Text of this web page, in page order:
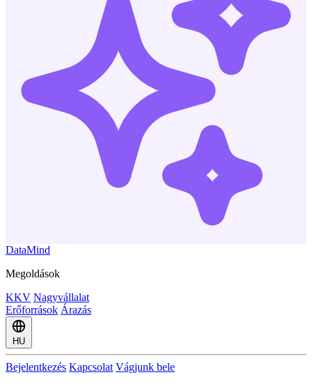
DataMind
Megoldások
KKV Nagyvállalat
Erőforrások Árazás
HU
Bejelentkezés Kapcsolat Vágjunk bele